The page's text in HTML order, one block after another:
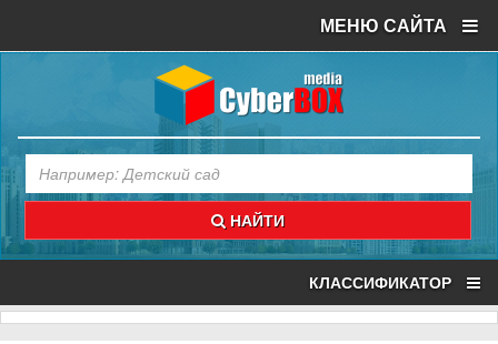
МЕНЮ САЙТА
НАЙТИ
КЛАССИФИКАТОР